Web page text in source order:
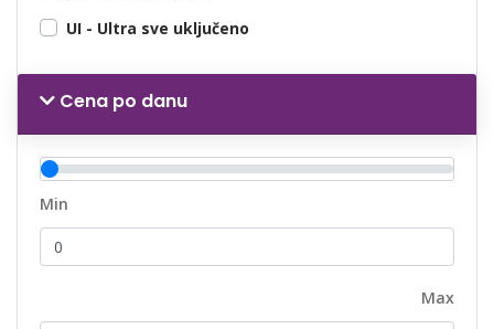
UI - Ultra sve uključeno
Cena po danu
Min
Max